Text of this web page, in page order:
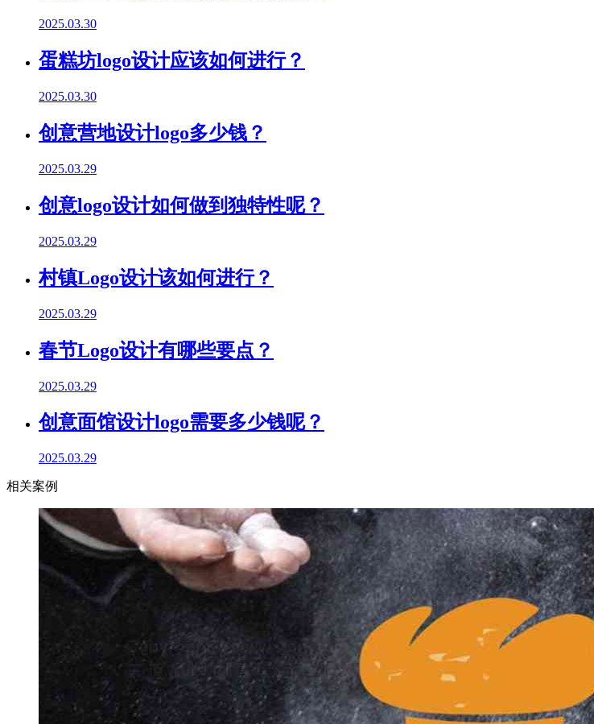
2025.03.30
蛋糕坊logo设计应该如何进行？
2025.03.30
创意营地设计logo多少钱？
2025.03.29
创意logo设计如何做到独特性呢？
2025.03.29
村镇Logo设计该如何进行？
2025.03.29
春节Logo设计有哪些要点？
2025.03.29
创意面馆设计logo需要多少钱呢？
2025.03.29
相关案例